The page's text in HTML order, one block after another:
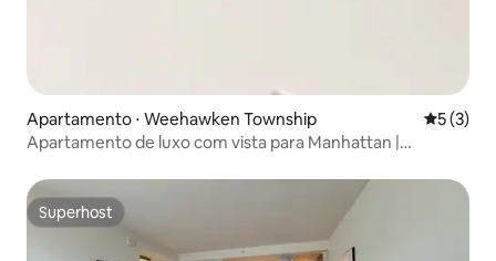
Apartamento ⋅ Weehawken Township 5 de
5 (3)
Apartamento de luxo com vista para Manhattan |
Superhost
Superhost